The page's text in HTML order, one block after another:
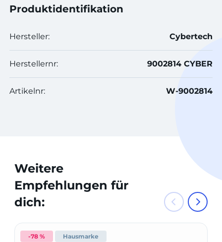
Produktidentifikation
Hersteller: Cybertech
Herstellernr: 9002814 CYBER
Artikelnr: W-9002814
Weitere
Empfehlungen für
dich:
-78 % Hausmarke